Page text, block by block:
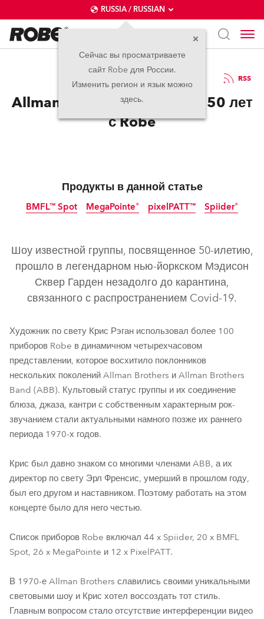
RUSSIA / RUSSIAN
Сейчас вы просматриваете
сайт Robe для России.
Изменить регион и язык можно
здесь.
28.04.2020 RSS
Allman Brothers празднуют 50 лет
с Robe
Продукты в данной статье
BMFL™ Spot
BMFL™ Spot
MegaPointe®
MegaPointe®
pixelPATT™
pixelPATT™
Spiider®
Spiider®
Шоу известной группы, посвященное 50-илетию,
прошло в легендарном нью-йоркском Мэдисон
Сквер Гарден незадолго до карантина,
связанного с распространением Covid-19.
Художник по свету Крис Рэган использовал более 100
приборов Robe в динамичном четырехчасовом
представлении, которое восхитило поклонников
нескольких поколений Allman Brothers и Allman Brothers
Band (ABB). Культовый статус группы и их соединение
блюза, джаза, кантри с собственным характерным рок-
звучанием стали актуальными намного позже их раннего
периода 1970-х годов.
Крис был давно знаком со многими членами ABB, а их
директор по свету Эрл Френсис, умерший в прошлом году,
был его другом и наставником. Поэтому работать на этом
концерте было для него честью.
Список приборов Robe включал 44 x Spiider, 20 x BMFL
Spot, 26 x MegaPointe и 12 x PixelPATT.
В 1970-е Allman Brothers славились своими уникальными
световыми шоу и Крис хотел воссоздать тот стиль.
Главным вопросом стало отсутствие интерференции видео